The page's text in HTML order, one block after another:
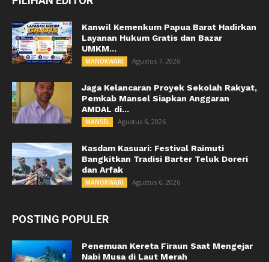
Kanwil Kemenkum Papua Barat Hadirkan
Layanan Hukum Gratis dan Bazar
UMKM...
MANOKWARI Agustus 7, 2026
Jaga Kelancaran Proyek Sekolah Rakyat,
Pemkab Mansel Siapkan Anggaran
AMDAL di...
MANSEL Agustus 6, 2026
Kasdam Kasuari: Festival Raimuti
Bangkitkan Tradisi Barter Teluk Doreri
dan Arfak
MANOKWARI Agustus 6, 2026
POSTING POPULER
Penemuan Kereta Firaun Saat Mengejar
Nabi Musa di Laut Merah